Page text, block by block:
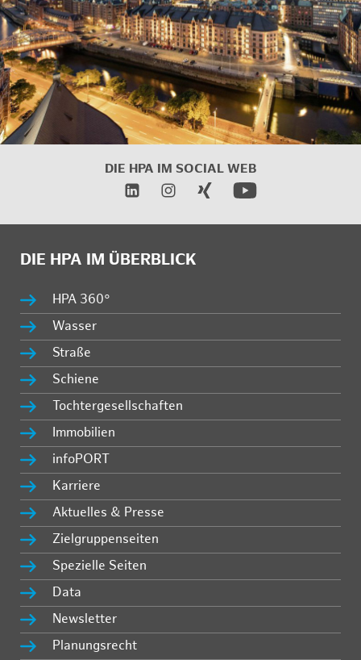
DIE HPA IM SOCIAL WEB
DIE HPA IM ÜBERBLICK
HPA 360°
Wasser
Straße
Schiene
Tochtergesellschaften
Immobilien
infoPORT
Karriere
Aktuelles & Presse
Zielgruppenseiten
Spezielle Seiten
Data
Newsletter
Planungsrecht